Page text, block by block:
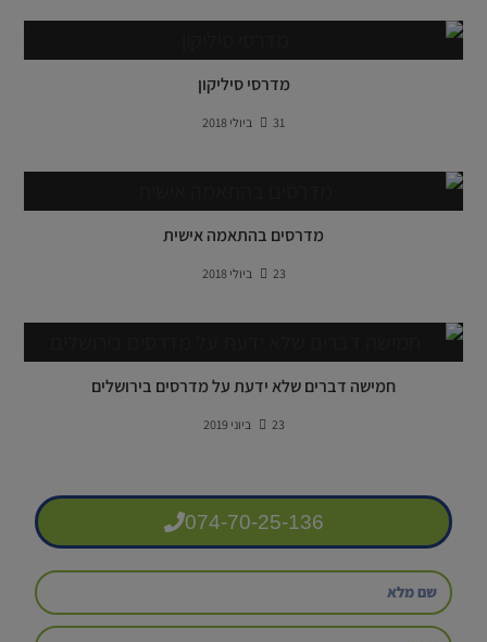
מדרסי סיליקון
31 ביולי 2018
מדרסים בהתאמה אישית
23 ביולי 2018
חמישה דברים שלא ידעת על מדרסים בירושלים
23 ביוני 2019
074-70-25-136